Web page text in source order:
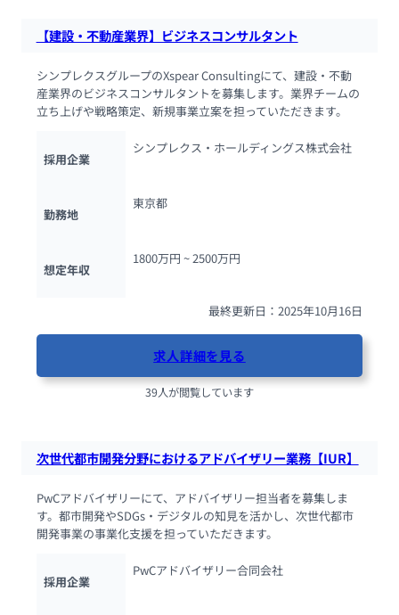
【建設・不動産業界】ビジネスコンサルタント
シンプレクスグループのXspear Consultingにて、建設・不動
産業界のビジネスコンサルタントを募集します。業界チームの
立ち上げや戦略策定、新規事業立案を担っていただきます。
採用企業
シンプレクス・ホールディングス株式会社
勤務地
東京都
想定年収
1800万円 ~ 2500万円
最終更新日：2025年10月16日
求人詳細を見る
39人が閲覧しています
次世代都市開発分野におけるアドバイザリー業務【IUR】
PwCアドバイザリーにて、アドバイザリー担当者を募集しま
す。都市開発やSDGs・デジタルの知見を活かし、次世代都市
開発事業の事業化支援を担っていただきます。
採用企業
PwCアドバイザリー合同会社